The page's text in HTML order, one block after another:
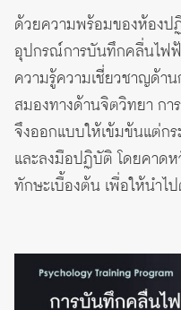
ด้วยความพร้อมของห้อง
อุปกรณ์การบันทึกคลื่นไฟ
ความรู้ความเชี่ยวชาญด้า
สมองทางด้านจิตวิทยา ก
จึงออกแบบให้เข้มข้นแต่ก
และลงมือปฏิบัติ โดยคาดห
ทักษะเบื้องต้น เพื่อให้นำไ